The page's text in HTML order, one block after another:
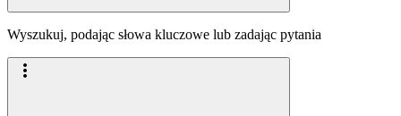
Wyszukuj, podając słowa kluczowe lub zadając pytania